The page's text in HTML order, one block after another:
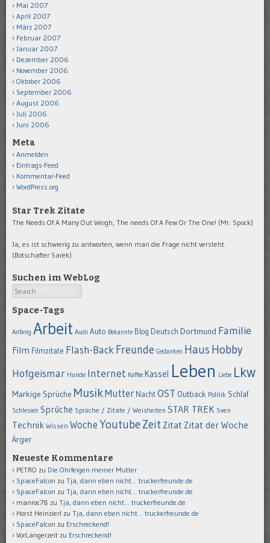
Mai 2007
April 2007
März 2007
Februar 2007
Januar 2007
Dezember 2006
November 2006
Oktober 2006
September 2006
August 2006
Juli 2006
Juni 2006
Meta
Anmelden
Eintrags-Feed
Kommentar-Feed
WordPress.org
Star Trek Zitate
The Needs Of A Many Out Weigh, The needs Of A Few Or The One! (Mr. Spock)
Ja, es ist schwierig zu antworten, wenn man die Frage nicht versteht.
(Botschafter Sarek)
Suchen im WebLog
Search
Space-Tags
Anfang Arbeit Audi Auto Bekannte Blog Deutsch Dortmund Familie
Film Filmzitate Flash-BackFreunde Gedanken Haus Hobby
Hofgeismar Hunde Internet Kaffee Kassel Leben Liebe Lkw
Markige Sprüche MusikMutter NachtOST Outback Politik Schlaf
Schlesien Sprüche Sprüche / Zitate / Weisheiten STAR TREK Sven
Technik Wissen Woche Youtube Zeit Zitat Zitat der Woche
Ärger
Neueste Kommentare
PETRO zu Die Ohrfeigen meiner Mutter
SpaceFalcon zu Tja, dann eben nicht… truckerfreunde.de
SpaceFalcon zu Tja, dann eben nicht… truckerfreunde.de
manroc78 zu Tja, dann eben nicht… truckerfreunde.de
Horst Heinzierl zu Tja, dann eben nicht… truckerfreunde.de
SpaceFalcon zu Erschreckend!
VorLangerzeit zu Erschreckend!